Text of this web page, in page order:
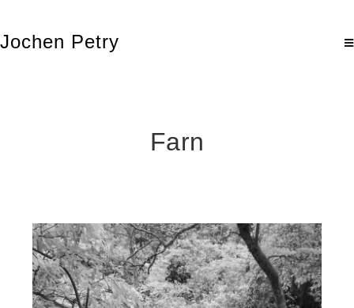
Jochen Petry
Farn